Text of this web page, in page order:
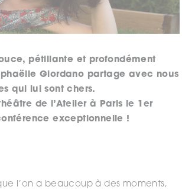
pétillante et profondément
Giordano partage avec nous
qui lui sont chers.
de l’Atelier à Paris le 1er
exceptionnelle !
l’on a beaucoup à des moments,